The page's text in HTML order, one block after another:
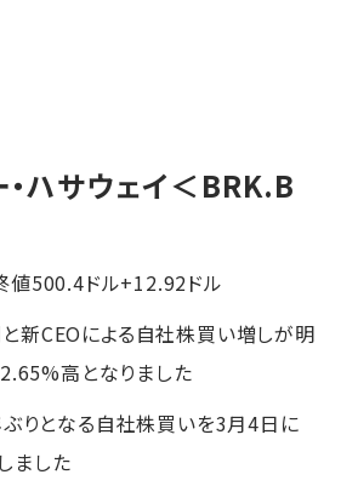
ハサウェイ＜BRK.B
500.4ドル+12.92ドル
新CEOによる自社株買い増しが明
高となりました
りとなる自社株買いを3月4日に
ました